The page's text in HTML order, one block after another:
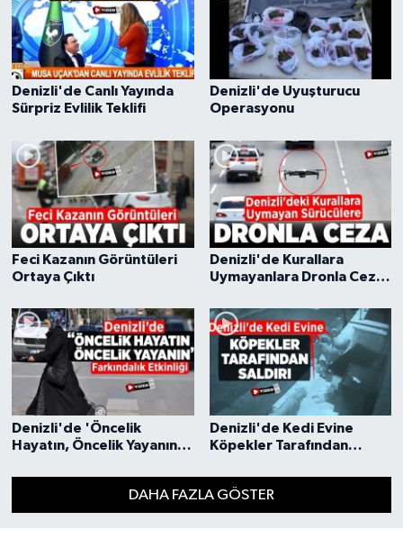
Denizli'de Canlı Yayında
Sürpriz Evlilik Teklifi
Denizli'de Uyuşturucu
Operasyonu
Feci Kazanın Görüntüleri
Ortaya Çıktı
Denizli'de Kurallara
Uymayanlara Dronla Ceza
Denizli'de 'Öncelik
Hayatın, Öncelik Yayanın'
Denizli'de Kedi Evine
Köpekler Tarafından
DAHA FAZLA GÖSTER